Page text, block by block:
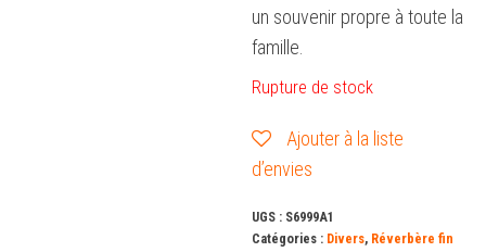
un souvenir propre à toute la
famille.
Rupture de stock
Ajouter à la liste
d’envies
UGS : S6999A1
Catégories : Divers, Réverbère fin